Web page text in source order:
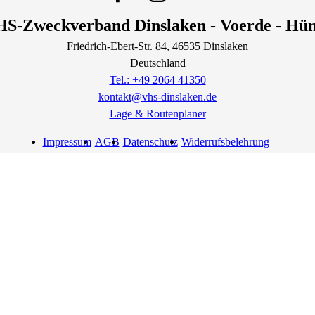
Zweckverband Dinslaken - Voerde -
Friedrich-Ebert-Str. 84, 46535 Dinslaken
Deutschland
Tel.: +49 2064 41350
kontakt@vhs-dinslaken.de
Lage & Routenplaner
Impressum AGB Datenschutz Widerrufsbelehrung